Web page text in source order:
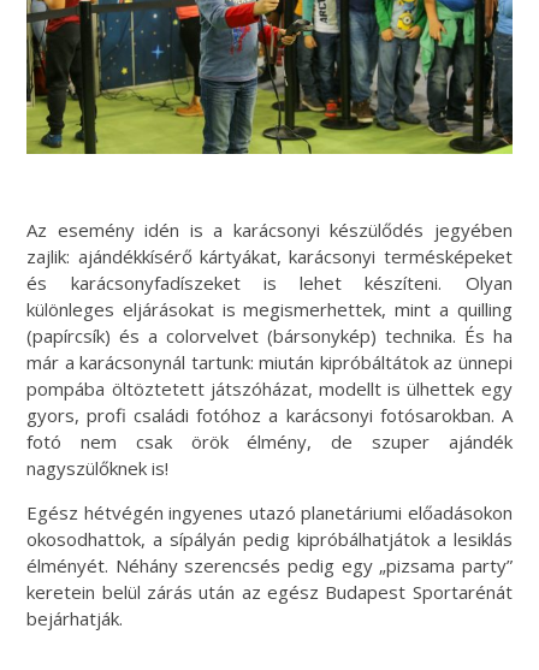
Az esemény idén is a karácsonyi készülődés jegyében
zajlik: ajándékkísérő kártyákat, karácsonyi termésképeket
és karácsonyfadíszeket is lehet készíteni. Olyan
különleges eljárásokat is megismerhettek, mint a quilling
(papírcsík) és a colorvelvet (bársonykép) technika. És ha
már a karácsonynál tartunk: miután kipróbáltátok az ünnepi
pompába öltöztetett játszóházat, modellt is ülhettek egy
gyors, profi családi fotóhoz a karácsonyi fotósarokban. A
fotó nem csak örök élmény, de szuper ajándék
nagyszülőknek is!
Egész hétvégén ingyenes utazó planetáriumi előadásokon
okosodhattok, a sípályán pedig kipróbálhatjátok a lesiklás
élményét. Néhány szerencsés pedig egy „pizsama party”
keretein belül zárás után az egész Budapest Sportarénát
bejárhatják.